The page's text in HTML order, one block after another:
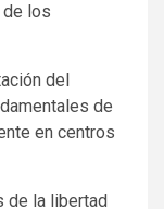
los
del
de
en centros
de la libertad